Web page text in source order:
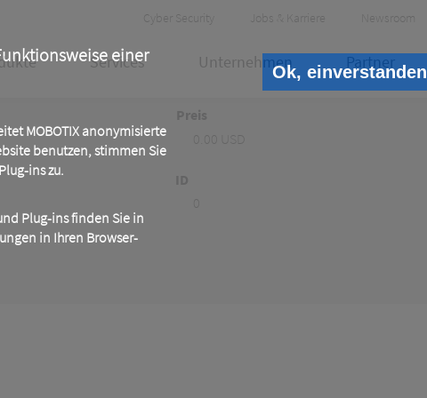
einer
MOBOTIX anonymisierte
benutzen, stimmen Sie
ins zu.
Plug-ins finden Sie in
in Ihren Browser-
Ok, einverstanden
Header
Meta
Cyber Security Jobs & Karriere Newsroom
Services Unternehmen Partner